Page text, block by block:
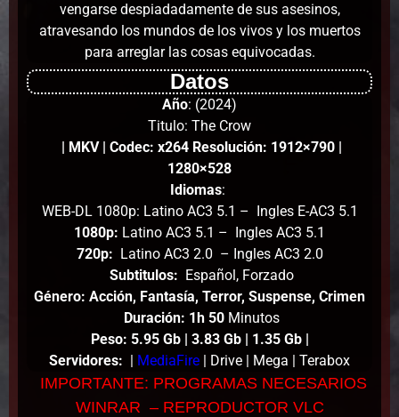
vengarse despiadadamente de sus asesinos,
atravesando los mundos de los vivos y los muertos
para arreglar las cosas equivocadas.
Datos
Año: (2024)
Titulo: The Crow
| MKV | Codec: x264 Resolución: 1912×790 |
1280×528
Idiomas:
WEB-DL 1080p: Latino AC3 5.1 – Ingles E-AC3 5.1
1080p: Latino AC3 5.1 – Ingles AC3 5.1
720p: Latino AC3 2.0 – Ingles AC3 2.0
Subtitulos: Español, Forzado
Género: Acción, Fantasía, Terror, Suspense, Crimen
Duración: 1h 50 Minutos
Peso: 5.95 Gb | 3.83 Gb | 1.35 Gb |
Servidores: | MediaFire | Drive | Mega | Terabox
IMPORTANTE: PROGRAMAS NECESARIOS
WINRAR – REPRODUCTOR VLC